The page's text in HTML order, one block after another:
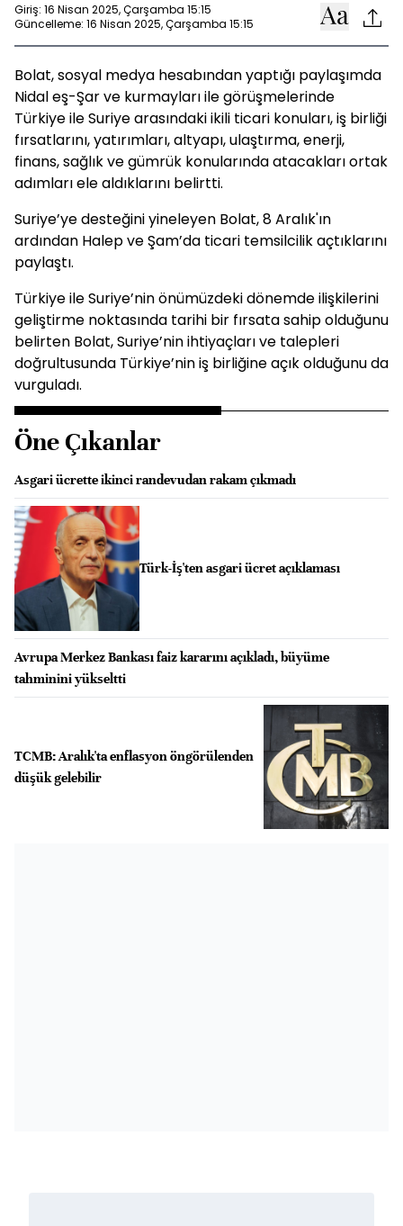
Giriş: 16 Nisan 2025, Çarşamba 15:15
Güncelleme: 16 Nisan 2025, Çarşamba 15:15
Bolat, sosyal medya hesabından yaptığı paylaşımda
Nidal eş-Şar ve kurmayları ile görüşmelerinde
Türkiye ile Suriye arasındaki ikili ticari konuları, iş birliği
fırsatlarını, yatırımları, altyapı, ulaştırma, enerji,
finans, sağlık ve gümrük konularında atacakları ortak
adımları ele aldıklarını belirtti.
Suriye’ye desteğini yineleyen Bolat, 8 Aralık'ın
ardından Halep ve Şam’da ticari temsilcilik açtıklarını
paylaştı.
Türkiye ile Suriye’nin önümüzdeki dönemde ilişkilerini
geliştirme noktasında tarihi bir fırsata sahip olduğunu
belirten Bolat, Suriye’nin ihtiyaçları ve talepleri
doğrultusunda Türkiye’nin iş birliğine açık olduğunu da
vurguladı.
Öne Çıkanlar
Asgari ücrette ikinci randevudan rakam çıkmadı
Türk-İş'ten asgari ücret açıklaması
Avrupa Merkez Bankası faiz kararını açıkladı, büyüme
tahminini yükseltti
TCMB: Aralık'ta enflasyon öngörülenden
düşük gelebilir